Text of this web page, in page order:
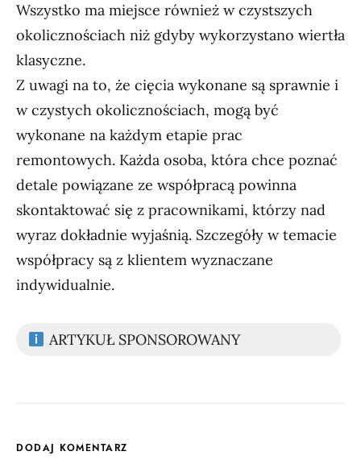
Wszystko ma miejsce również w czystszych
okolicznościach niż gdyby wykorzystano wiertła
klasyczne.
Z uwagi na to, że cięcia wykonane są sprawnie i
w czystych okolicznościach, mogą być
wykonane na każdym etapie prac
remontowych. Każda osoba, która chce poznać
detale powiązane ze współpracą powinna
skontaktować się z pracownikami, którzy nad
wyraz dokładnie wyjaśnią. Szczegóły w temacie
współpracy są z klientem wyznaczane
indywidualnie.
ARTYKUŁ SPONSOROWANY
DODAJ KOMENTARZ